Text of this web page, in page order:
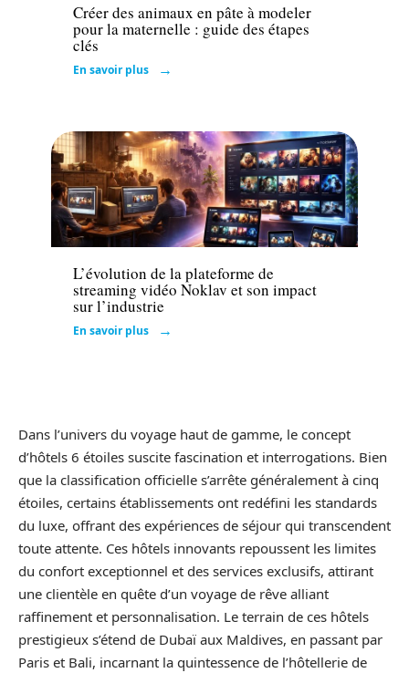
Créer des animaux en pâte à modeler
pour la maternelle : guide des étapes
clés
En savoir plus
Loisirs
L’évolution de la plateforme de
streaming vidéo Noklav et son impact
sur l’industrie
En savoir plus
Dans l’univers du voyage haut de gamme, le concept
d’hôtels 6 étoiles suscite fascination et interrogations. Bien
que la classification officielle s’arrête généralement à cinq
étoiles, certains établissements ont redéfini les standards
du luxe, offrant des expériences de séjour qui transcendent
toute attente. Ces hôtels innovants repoussent les limites
du confort exceptionnel et des services exclusifs, attirant
une clientèle en quête d’un voyage de rêve alliant
raffinement et personnalisation. Le terrain de ces hôtels
prestigieux s’étend de Dubaï aux Maldives, en passant par
Paris et Bali, incarnant la quintessence de l’hôtellerie de